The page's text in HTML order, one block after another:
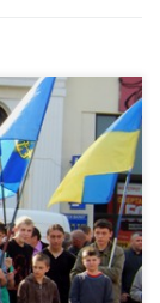
Нас» в
площі провела
Україну. За мир